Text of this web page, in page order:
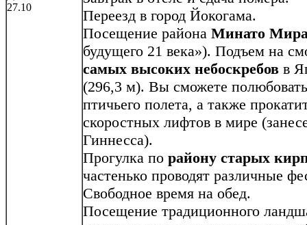
27.10
Переезд в город Йокогама.
Посещение района Минато
будущего 21 века»). Подъем на
самых высоких небоскребов в
(296,3 м). Вы сможете
птичьего полета, а также
скоростных лифтов в мире
Гиннесса).
Прогулка по району старых
частенько проводят различные
Свободное время на обед.
Посещение традиционного